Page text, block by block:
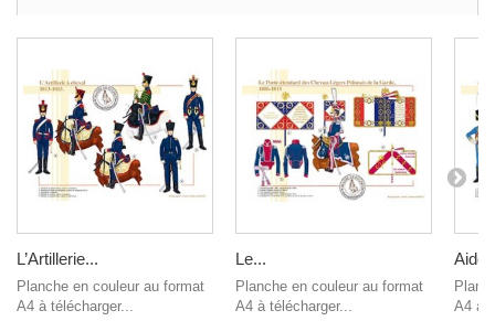
L’Artillerie...
Planche en couleur au format
A4 à télécharger...
Le...
Planche en couleur au format
A4 à télécharger...
Aide
A4 à